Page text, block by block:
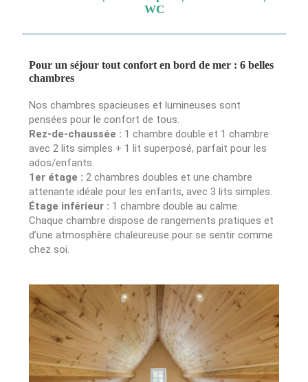
WC
Pour un séjour tout confort en bord de mer : 6 belles
chambres
Nos chambres spacieuses et lumineuses sont
pensées pour le confort de tous.
Rez-de-chaussée : 1 chambre double et 1 chambre
avec 2 lits simples + 1 lit superposé, parfait pour les
ados/enfants.
1er étage : 2 chambres doubles et une chambre
attenante idéale pour les enfants, avec 3 lits simples.
Étage inférieur : 1 chambre double au calme.
Chaque chambre dispose de rangements pratiques et
d’une atmosphère chaleureuse pour se sentir comme
chez soi.